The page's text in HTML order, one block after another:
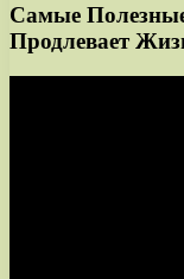
Самые
Продлевает